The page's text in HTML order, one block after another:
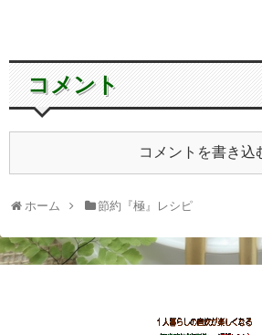
コメント
コメントを書き込
ホーム 節約『極』レシピ